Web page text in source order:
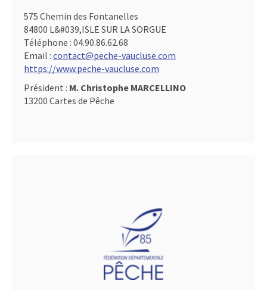
575 Chemin des Fontanelles
84800 L&#039,ISLE SUR LA SORGUE
Téléphone : 04.90.86.62.68
Email : contact@peche-vaucluse.com
https://www.peche-vaucluse.com
Président : M. Christophe MARCELLINO
13200 Cartes de Pêche